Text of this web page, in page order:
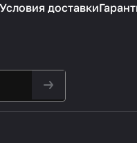
Условия доставки